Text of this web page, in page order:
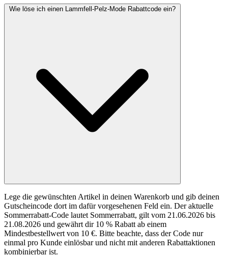
Wie löse ich einen Lammfell-Pelz-Mode Rabattcode ein?
Lege die gewünschten Artikel in deinen Warenkorb und gib deinen
Gutscheincode dort im dafür vorgesehenen Feld ein. Der aktuelle
Sommerrabatt-Code lautet Sommerrabatt, gilt vom 21.06.2026 bis
21.08.2026 und gewährt dir 10 % Rabatt ab einem
Mindestbestellwert von 10 €. Bitte beachte, dass der Code nur
einmal pro Kunde einlösbar und nicht mit anderen Rabattaktionen
kombinierbar ist.